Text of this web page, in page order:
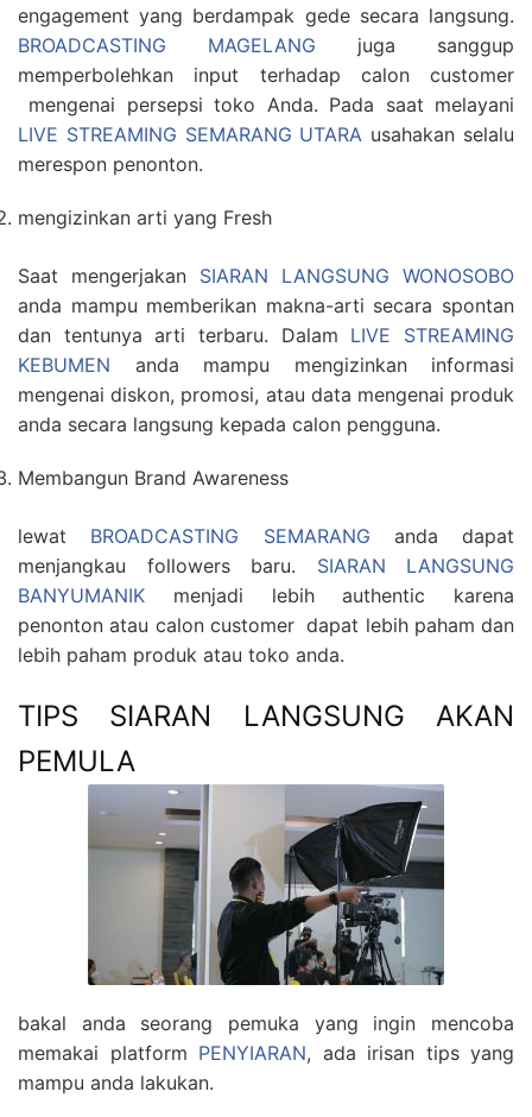
engagement yang berdampak gede secara langsung.
BROADCASTING MAGELANG juga sanggup
memperbolehkan input terhadap calon customer
mengenai persepsi toko Anda. Pada saat melayani
LIVE STREAMING SEMARANG UTARA usahakan selalu
merespon penonton.
mengizinkan arti yang Fresh
Saat mengerjakan SIARAN LANGSUNG WONOSOBO
anda mampu memberikan makna-arti secara spontan
dan tentunya arti terbaru. Dalam LIVE STREAMING
KEBUMEN anda mampu mengizinkan informasi
mengenai diskon, promosi, atau data mengenai produk
anda secara langsung kepada calon pengguna.
Membangun Brand Awareness
lewat BROADCASTING SEMARANG anda dapat
menjangkau followers baru. SIARAN LANGSUNG
BANYUMANIK menjadi lebih authentic karena
penonton atau calon customer dapat lebih paham dan
lebih paham produk atau toko anda.
TIPS SIARAN LANGSUNG AKAN
PEMULA
bakal anda seorang pemuka yang ingin mencoba
memakai platform PENYIARAN, ada irisan tips yang
mampu anda lakukan.